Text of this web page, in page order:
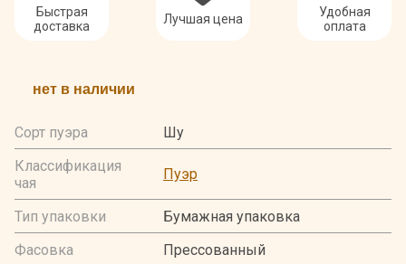
Быстрая
доставка
Лучшая цена
Удобная
оплата
нет в наличии
Сорт пуэра
Шу
Классификация
чая
Пуэр
Тип упаковки
Бумажная упаковка
Фасовка
Прессованный